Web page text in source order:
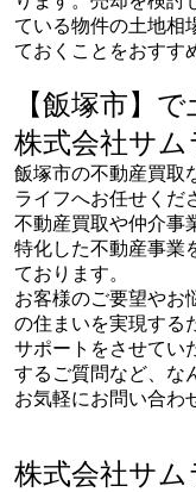
ている物件の土地相
ておくことをおすす
【飯塚市】
株式会社サ
飯塚市の不動産買取
ライフへお任せくだ
不動産買取や仲介事
特化した不動産事業
ております。
お客様のご要望やお
の住まいを実現する
サポートをさせてい
するご質問など、な
お気軽にお問い合わ
株式会社サ